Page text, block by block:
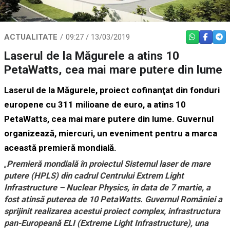
ACTUALITATE 09:27 / 13/03/2019 WHATSAPP
Laserul de la Măgurele a atins 10
PetaWatts, cea mai mare putere din lume
Laserul de la Măgurele, proiect cofinanţat din fonduri
europene cu 311 milioane de euro, a atins 10
PetaWatts, cea mai mare putere din lume. Guvernul
organizează, miercuri, un eveniment pentru a marca
această premieră mondială.
„Premieră mondială în proiectul Sistemul laser de mare
putere (HPLS) din cadrul Centrului Extrem Light
Infrastructure – Nuclear Physics, în data de 7 martie, a
fost atinsă puterea de 10 PetaWatts. Guvernul României a
sprijinit realizarea acestui proiect complex, infrastructura
pan-Europeană ELI (Extreme Light Infrastructure), una